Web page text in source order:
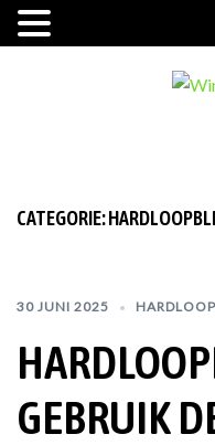
CATEGORIE:
30 JUNI 2025
GEBRUIK